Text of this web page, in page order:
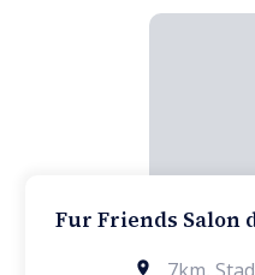
Fur Friends Salon
7km,